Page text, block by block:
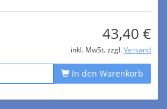
43,40 €
inkl. MwSt. zzgl. Versand
In den Warenkorb